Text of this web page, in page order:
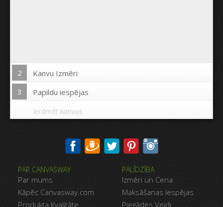
2
Kanvu Izmēri
3
Papildu iespējas
Drukāt uz kanvas malām:
Nē
Attālums starp bildēm:
Ierāmēt kanvas
PAR CANVASWAY
Par mums
Kāpēc Canvasway.com
Produkta Kvalitāte
PALĪDZĪBA
Izmēri un Cena
Maksāšanas Iespējas
Piegādes Veidi